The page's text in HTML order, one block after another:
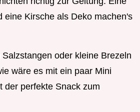
eine Kirsche als Deko machen's
oder kleine Brezeln
wäre es mit ein paar Mini
der perfekte Snack zum